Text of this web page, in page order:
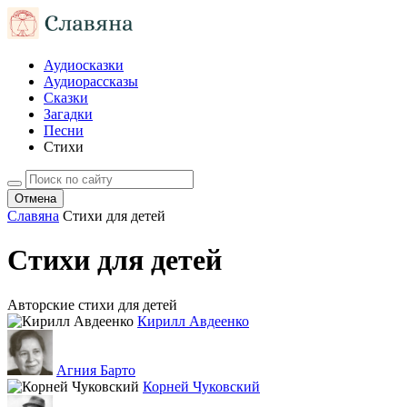
Аудиосказки
Аудиорассказы
Сказки
Загадки
Песни
Стихи
Отмена
Славяна Стихи для детей
Стихи для детей
Авторские стихи для детей
Кирилл Авдеенко
Агния Барто
Корней Чуковский